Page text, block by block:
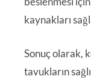
kaynakları
Sonuç olarak,
tavukların